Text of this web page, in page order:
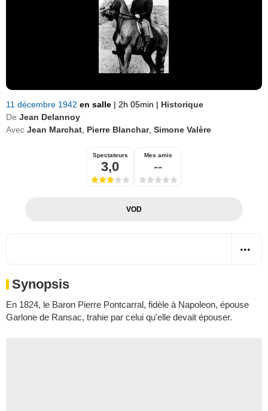
11 décembre 1942 en salle | 2h 05min | Historique
De Jean Delannoy
Avec Jean Marchat Pierre Blanchar, Simone Valère
Spectateurs
3,0
Mes amis
--
VOD
Synopsis
En 1824, le Baron Pierre Pontcarral, fidèle à Napoleon, épouse
Garlone de Ransac, trahie par celui qu'elle devait épouser.